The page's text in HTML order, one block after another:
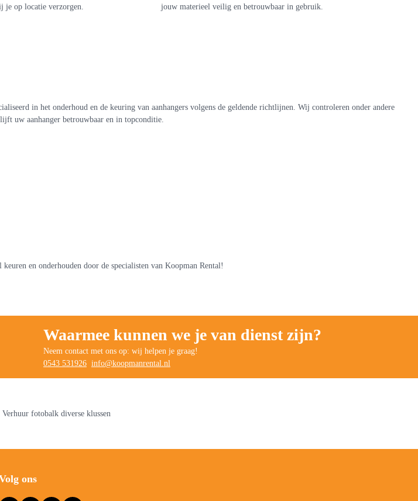
je op locatie verzorgen.
jouw materieel veilig en betrouwbaar in gebruik.
in het onderhoud en de keuring van aanhangers volgens de geldende richtlijnen. Wij controleren onder andere
uw aanhanger betrouwbaar en in topconditie.
en onderhouden door de specialisten van Koopman Rental!
Waarmee kunnen we je van dienst zijn?
Neem contact met ons op: wij helpen je graag!
0543 531926 info@koopmanrental.nl
ons